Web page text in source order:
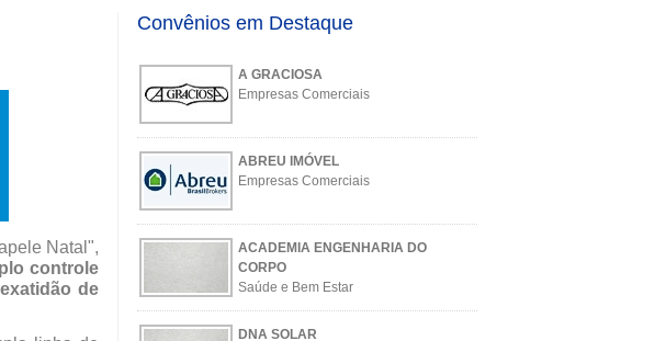
Natal",
controle
de
Convênios em Destaque
A GRACIOSA
Empresas Comerciais
ABREU IMÓVEL
Empresas Comerciais
ACADEMIA ENGENHARIA DO
CORPO
Saúde e Bem Estar
DNA SOLAR